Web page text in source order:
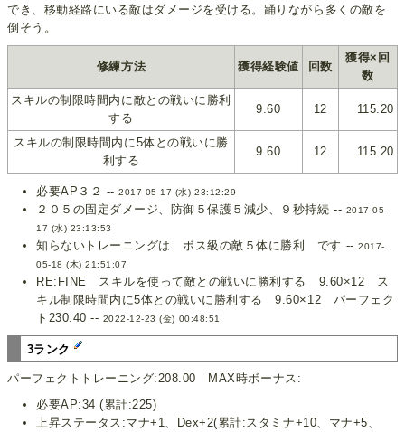
でき、移動経路にいる敵はダメージを受ける。踊りながら多くの敵を
倒そう。
修練方法 獲得経験値 回数
獲得×回
数
スキルの制限時間内に敵との戦いに勝利
する
9.60 12 115.20
スキルの制限時間内に5体との戦いに勝
利する
9.60 12 115.20
必要AP３２ --2017-05-17 (水) 23:12:29
２０５の固定ダメージ、防御５保護５減少、９秒持続 -- 2017-05-
17 (水) 23:13:53
知らないトレーニングは ボス級の敵５体に勝利 です --2017-
05-18 (木) 21:51:07
RE:FINE スキルを使って敵との戦いに勝利する 9.60×12 ス
キル制限時間内に5体との戦いに勝利する 9.60×12 パーフェク
ト230.40 -- 2022-12-23 (金) 00:48:51
3ランク
パーフェクトトレーニング:208.00 MAX時ボーナス:
必要AP:34 (累計:225)
上昇ステータス:マナ+1、Dex+2(累計:スタミナ+10、マナ+5、